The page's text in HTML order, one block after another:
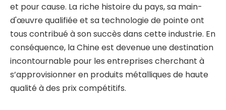
et pour cause. La riche histoire du pays, sa main-
d'œuvre qualifiée et sa technologie de pointe ont
tous contribué à son succès dans cette industrie. En
conséquence, la Chine est devenue une destination
incontournable pour les entreprises cherchant à
s’approvisionner en produits métalliques de haute
qualité à des prix compétitifs.